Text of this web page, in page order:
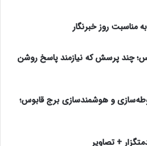
مناسبت روز خبرنگار
چند پرسش که نیازمند پاسخ روشن
و هوشمندسازی برج قابوس؛
+ تصاویر